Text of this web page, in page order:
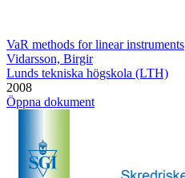
VaR methods for linear instruments
Vidarsson, Birgir
Lunds tekniska högskola (LTH)
2008
Öppna dokument